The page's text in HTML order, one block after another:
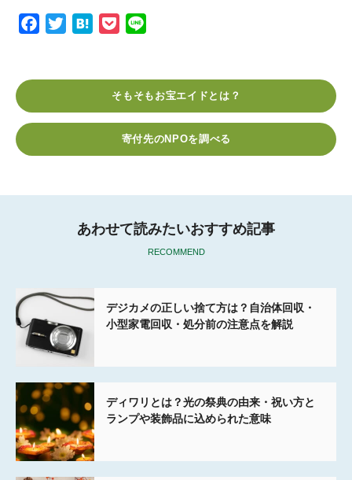
o
e
a
t
そもそもお宝エイドとは？
寄付先のNPOを調べる
あわせて読みたいおすすめ記事
RECOMMEND
デジカメの正しい捨て方は？自治体回収・
小型家電回収・処分前の注意点を解説
ディワリとは？光の祭典の由来・祝い方と
ランプや装飾品に込められた意味